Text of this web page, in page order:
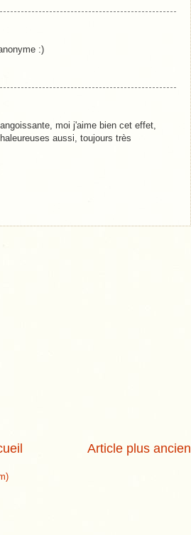
:)
moi j'aime bien cet effet,
aussi, toujours très
Article plus ancien